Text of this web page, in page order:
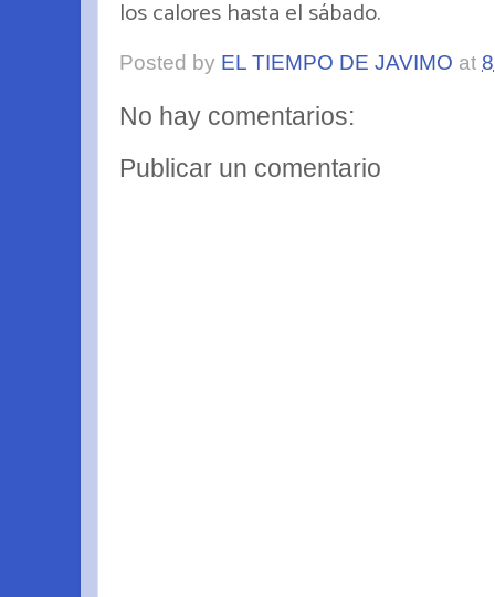
los calores hasta el sábado.
Posted by EL TIEMPO DE JAVIMO at
No hay comentarios:
Publicar un comentario